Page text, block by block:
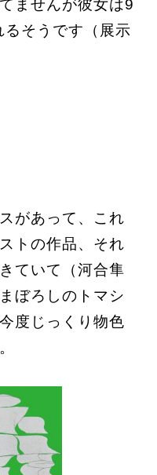
ませんが彼女は9
そうです（展示
があって、これ
トの作品、それ
ていて（河合隼
ぼろしのトマシ
度じっくり物色